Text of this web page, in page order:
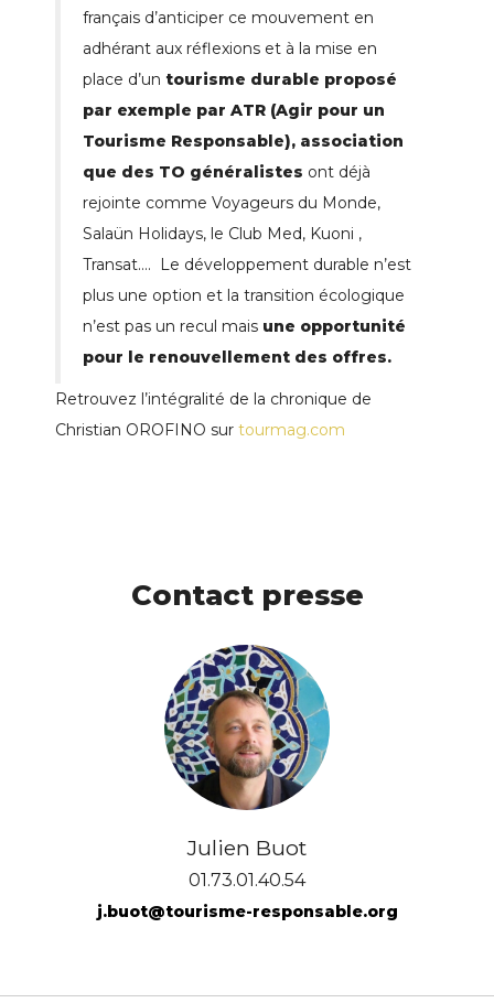
français d’anticiper ce mouvement en
adhérant aux réflexions et à la mise en
place d’un tourisme durable proposé
par exemple par ATR (Agir pour un
Tourisme Responsable), association
que des TO généralistes ont déjà
rejointe comme Voyageurs du Monde,
Salaün Holidays, le Club Med, Kuoni ,
Transat…. Le développement durable n’est
plus une option et la transition écologique
n’est pas un recul mais une opportunité
pour le renouvellement des offres.
Retrouvez l’intégralité de la chronique de
Christian OROFINO sur tourmag.com
Contact presse
Julien Buot
01.73.01.40.54
j.buot@tourisme-responsable.org